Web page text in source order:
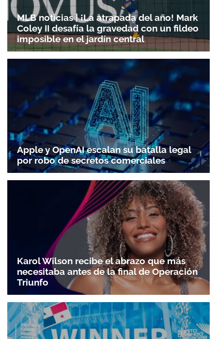
MLB noticias | ¡La atrapada del año! Mark
Coley II desafía la gravedad con un fildeo
imposible en el jardín central
Apple y OpenAI escalan su batalla legal
por robo de secretos comerciales
Karol Wilson recibe el abrazo que más
necesitaba antes de la final de Operación
Triunfo